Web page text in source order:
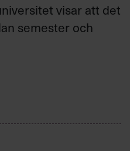
visar att det
semester och